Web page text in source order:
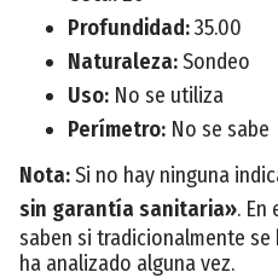
Profundidad:35.00
Naturaleza:Sondeo
Uso: No se utiliza
Perímetro: No se sabe
Nota:Si no hay ninguna
sin garantía sanitaria». En
saben si tradicionalmente
ha analizado alguna vez.